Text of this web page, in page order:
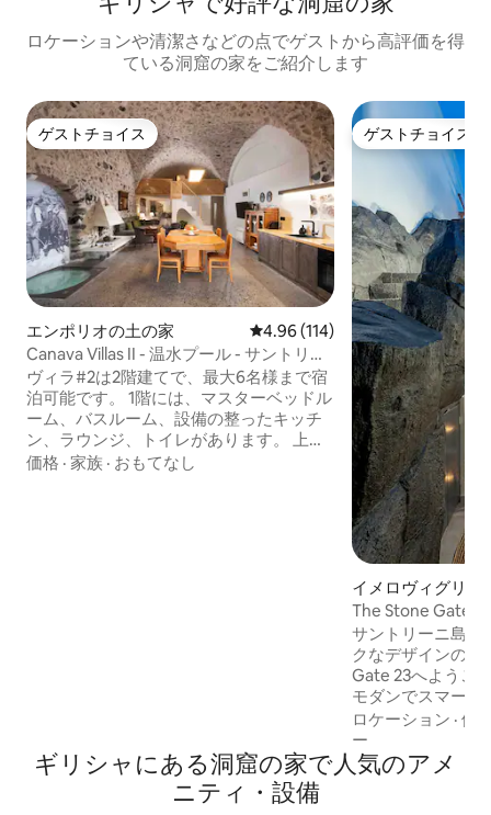
ロケーションや清潔さなどの点でゲストから高評価を得
ている洞窟の家をご紹介します
ゲストチョイス
ゲストチョイス
エンポリオの土の家 レビュー114件、5つ星中4.96つ
4.96 (114)
Canava Villas II - 温水プール - サントリー
ニ島
ヴィラ#2は2階建てで、最大6名様まで宿
泊可能です。 1階には、マスターベッドル
ーム、バスルーム、設備の整ったキッチ
ン、ラウンジ、トイレがあります。 上階
にはシングルフロアマットレス4台または
価格 · 家族 · おもてなし
ゲストチョイス
ゲストチョイス
イメロヴィグリの
様式の家
The Stone Gate
ートで豪華なスイ
サントリーニ島に
クなデザインの
Gate 23へようこ
モダンでスマート
お部屋です。 お
ジャグジー • スマ
されたキッチン •
ユニークな石造り
ロケーション ·価
ー
ギリシャにある洞窟の家で人気のアメ
ニティ・設備